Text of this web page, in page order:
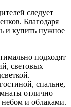
следует
Благодаря
и купить нужное
подходят
световых
спальне,
отлично
и облаками.